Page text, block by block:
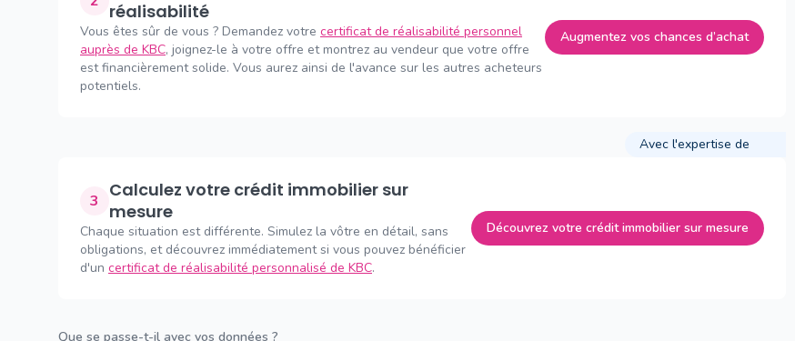
réalisabilité
Vous êtes sûr de vous ? Demandez votre certificat de réalisabilité personnel
auprès de KBC, joignez-le à votre offre et montrez au vendeur que votre offre
est financièrement solide. Vous aurez ainsi de l'avance sur les autres acheteurs
potentiels.
Augmentez vos chances d’achat
Avec l'expertise de
3
Calculez votre crédit immobilier sur
mesure
Chaque situation est différente. Simulez la vôtre en détail, sans
obligations, et découvrez immédiatement si vous pouvez bénéficier
d'un certificat de réalisabilité personnalisé de KBC.
Découvrez votre crédit immobilier sur mesure
Que se passe-t-il avec vos données ?